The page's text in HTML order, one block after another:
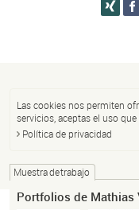
Las cookies nos permiten
servicios, aceptas el uso
Política de privacidad
Muestra de trabajo
Portfolios de Mathias